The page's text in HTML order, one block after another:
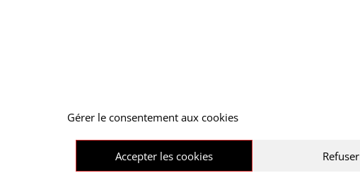
Gérer le consentement aux cookies
Accepter les cookies Refuser